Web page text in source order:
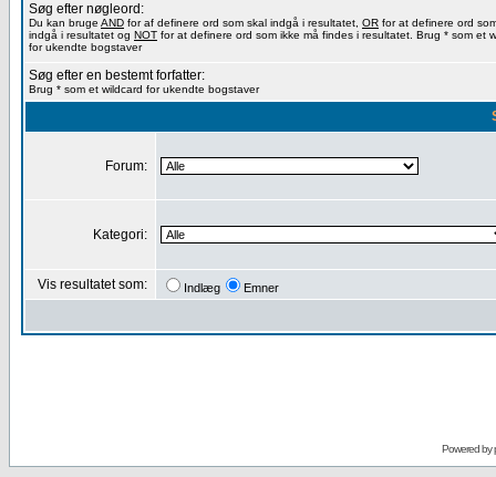
Søg efter nøgleord:
Du kan bruge AND for af definere ord som skal indgå i resultatet, OR for at definere ord
indgå i resultatet og NOT for at definere ord som ikke må findes i resultatet. Brug * som et
for ukendte bogstaver
Søg efter en bestemt forfatter:
Brug * som et wildcard for ukendte bogstaver
Forum:
Kategori:
Vis resultatet som: Indlæg Emner
Powered by